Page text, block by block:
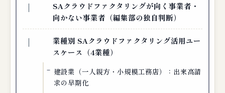
SAクラウドファクタリングが向く事業者・
向かない事業者（編集部の独自判断）
業種別 SAクラウドファクタリング活用ユー
スケース（4業種）
建設業（一人親方・小規模工務店）：出来高請
求の早期化